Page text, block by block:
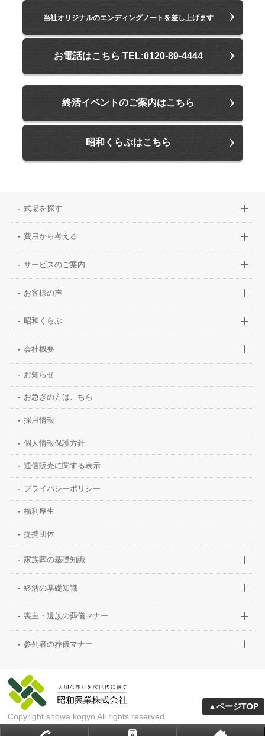
当社オリジナルのエンディングノートを差し上げます
お電話はこちら TEL:0120-89-4444
終活イベントのご案内はこちら
昭和くらぶはこちら
▲ページTOP
式場を探す
費用から考える
サービスのご案内
お客様の声
昭和くらぶ
会社概要
お知らせ
お急ぎの方はこちら
採用情報
個人情報保護方針
通信販売に関する表示
プライバシーポリシー
福利厚生
提携団体
家族葬の基礎知識
終活の基礎知識
喪主・遺族の葬儀マナー
参列者の葬儀マナー
Copyright showa kogyo All rights reserved.